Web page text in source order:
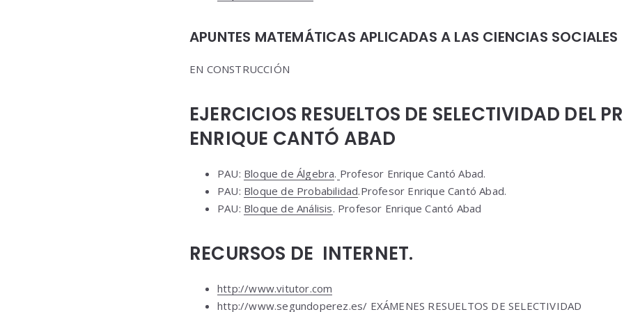
APUNTES MATEMÁTICAS APLICADAS A LAS CIENCIAS SOCIALES
EN CONSTRUCCIÓN
EJERCICIOS RESUELTOS DE SELECTIVIDAD DEL
ENRIQUE CANTÓ ABAD
PAU: Bloque de Álgebra. Profesor Enrique Cantó Abad.
PAU: Bloque de Probabilidad.Profesor Enrique Cantó Abad.
PAU: Bloque de Análisis. Profesor Enrique Cantó Abad
RECURSOS DE INTERNET.
http://www.vitutor.com
http://www.segundoperez.es/ EXÁMENES RESUELTOS DE SELECTIVIDAD